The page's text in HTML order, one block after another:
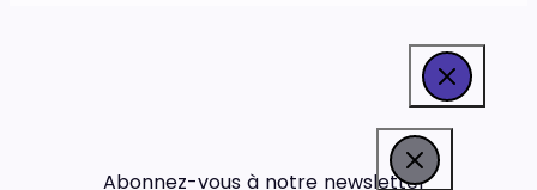
Abonnez-vous à notre newsletter